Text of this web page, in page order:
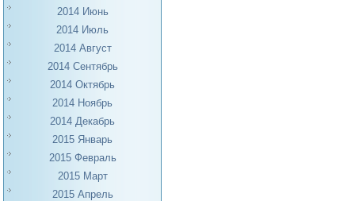
2014 Июнь
2014 Июль
2014 Август
2014 Сентябрь
2014 Октябрь
2014 Ноябрь
2014 Декабрь
2015 Январь
2015 Февраль
2015 Март
2015 Апрель